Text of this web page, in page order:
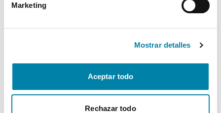
Marketing
Mostrar detalles
Aceptar todo
Rechazar todo
* La información de Equipamiento puede no reflejar todos los detalles
Para cualquier duda, contacta con nuestro equipo.